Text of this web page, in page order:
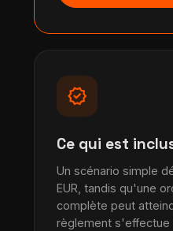
verified
Ce qui est
Un scénario simple
EUR, tandis qu'une
complète peut
règlement s'effectue